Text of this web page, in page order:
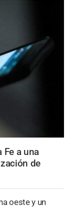
Fe a una
de
oeste y un